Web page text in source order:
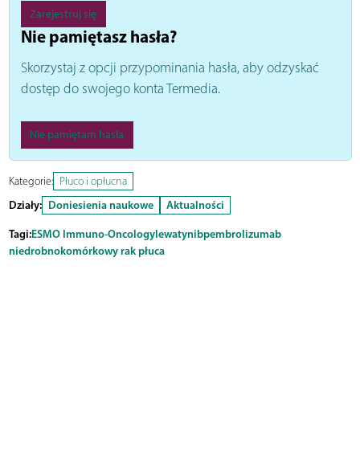
Zarejestruj się
Nie pamiętasz hasła?
Skorzystaj z opcji przypominania hasła, aby odzyskać
dostęp do swojego konta Termedia.
Nie pamiętam hasła
Kategorie: Płuco i opłucna
Działy: Doniesienia naukowe
Aktualności
Tagi:ESMO Immuno-Oncologylewatynibpembrolizumab
niedrobnokomórkowy rak płuca